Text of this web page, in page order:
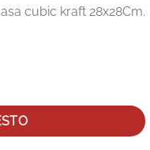
cubic kraft 28x28Cm.